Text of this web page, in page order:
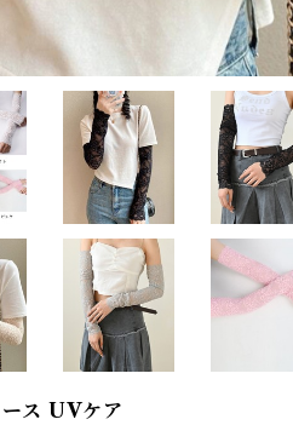
ス UVケア